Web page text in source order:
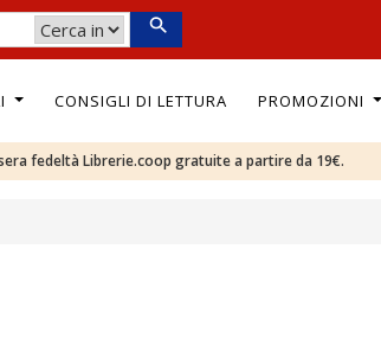
CONSIGLI DI LETTURA PROMOZIONI
fedeltà Librerie.coop gratuite a partire da 19€.